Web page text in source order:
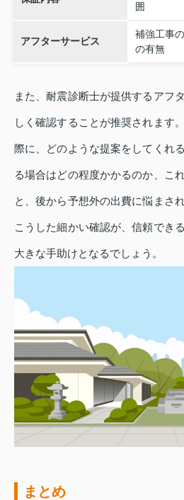
囲
アフターサービス
補強工事
の有無
また、耐震診断士が提供するアフ
しく確認することが推奨されます
際に、どのような提案をしてくれ
る場合はどの程度かかるのか、こ
と、後から予想外の出費に悩まさ
こうした細かい確認が、信頼でき
大きな手助けとなるでしょう。
まとめ